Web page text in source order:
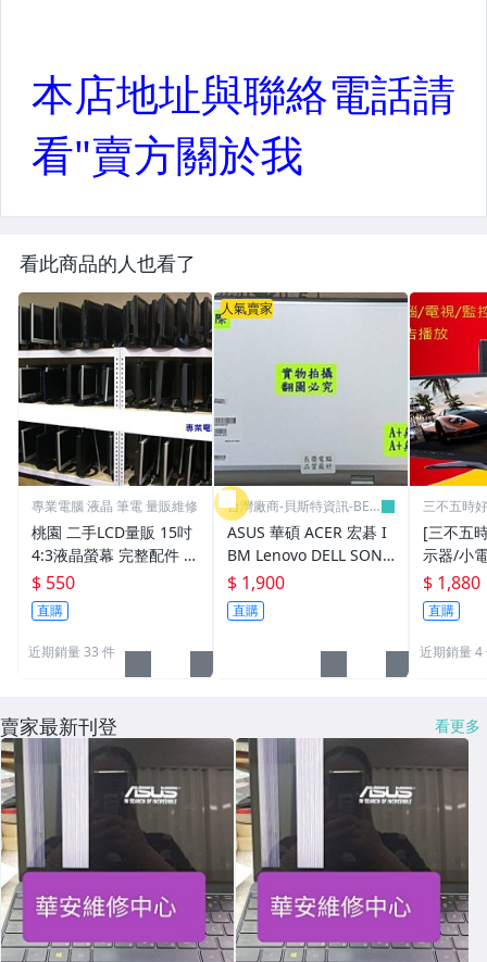
看此商品的人也看了
專業電腦 液晶 筆電 量販維修
桃園 二手LCD量販 15吋
4:3液晶螢幕 完整配件 保
固3個月 每台550元
$ 550
直購
近期銷量 33 件
人氣賣家
台灣廠商-貝斯特資訊-BES
T
ASUS 華碩 ACER 宏碁 I
BM Lenovo DELL SONY
HP 筆電 液晶 螢幕 維修
LED LCD
$ 1,900
直購
三不五時
[三不五
示器/小
可收看
放片影片
$ 1,880
直購
近期銷量 4
賣家最新刊登 看更多